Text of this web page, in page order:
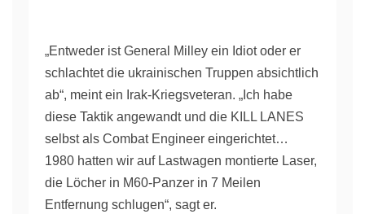
„Entweder ist General Milley ein Idiot oder er
schlachtet die ukrainischen Truppen absichtlich
ab“, meint ein Irak-Kriegsveteran. „Ich habe
diese Taktik angewandt und die KILL LANES
selbst als Combat Engineer eingerichtet…
1980 hatten wir auf Lastwagen montierte Laser,
die Löcher in M60-Panzer in 7 Meilen
Entfernung schlugen“, sagt er.